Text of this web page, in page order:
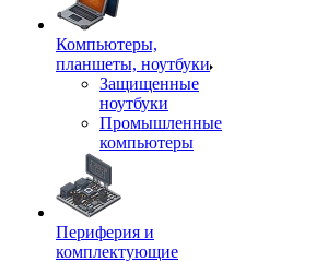
Компьютеры,
планшеты, ноутбуки
Защищенные
ноутбуки
Промышленные
компьютеры
Периферия и
комплектующие